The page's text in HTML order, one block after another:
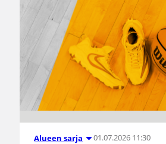
Alueen sarja 01.07.2026 11:30